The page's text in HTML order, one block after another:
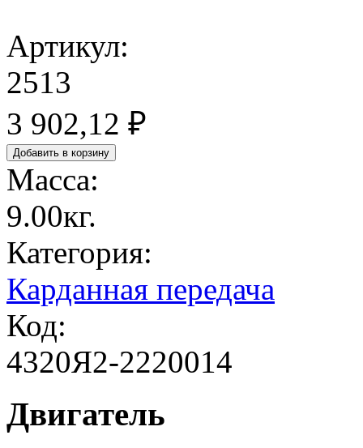
Артикул:
2513
3 902,12 ₽
Масса:
9.00кг.
Категория:
Карданная передача
Код:
4320Я2-2220014
Двигатель